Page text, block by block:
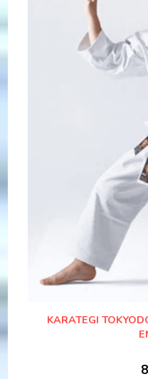
KARATEGI